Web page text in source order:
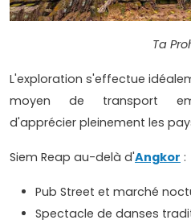
Ta
L'exploration s'effectue
moyen de transport
d'apprécier pleinement les
Siem Reap au-delà d'Angkor :
Pub Street et marché
Spectacle de danses